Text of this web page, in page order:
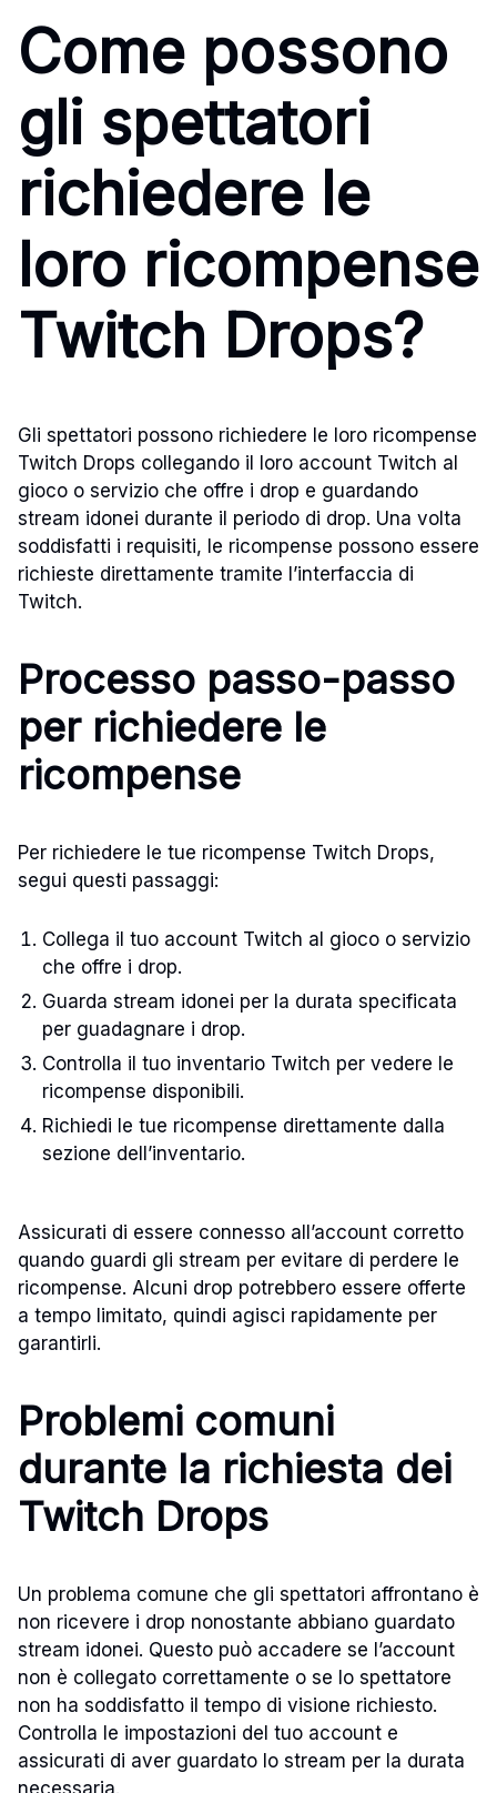
Come possono
gli spettatori
richiedere le
loro ricompense
Twitch Drops?
Gli spettatori possono richiedere le loro ricompense
Twitch Drops collegando il loro account Twitch al
gioco o servizio che offre i drop e guardando
stream idonei durante il periodo di drop. Una volta
soddisfatti i requisiti, le ricompense possono essere
richieste direttamente tramite l’interfaccia di
Twitch.
Processo passo-passo
per richiedere le
ricompense
Per richiedere le tue ricompense Twitch Drops,
segui questi passaggi:
Collega il tuo account Twitch al gioco o servizio
che offre i drop.
Guarda stream idonei per la durata specificata
per guadagnare i drop.
Controlla il tuo inventario Twitch per vedere le
ricompense disponibili.
Richiedi le tue ricompense direttamente dalla
sezione dell’inventario.
Assicurati di essere connesso all’account corretto
quando guardi gli stream per evitare di perdere le
ricompense. Alcuni drop potrebbero essere offerte
a tempo limitato, quindi agisci rapidamente per
garantirli.
Problemi comuni
durante la richiesta dei
Twitch Drops
Un problema comune che gli spettatori affrontano è
non ricevere i drop nonostante abbiano guardato
stream idonei. Questo può accadere se l’account
non è collegato correttamente o se lo spettatore
non ha soddisfatto il tempo di visione richiesto.
Controlla le impostazioni del tuo account e
assicurati di aver guardato lo stream per la durata
necessaria.